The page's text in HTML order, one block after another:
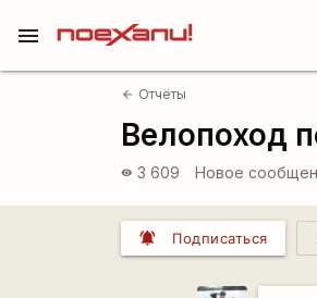
menu
arrow_back Отчёты
Велопоход
visibility 3 609 Новое
notifications_active Подписаться